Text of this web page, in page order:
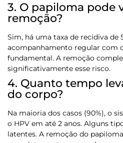
3. O papiloma pode
remoção?
Sim, há uma taxa de recidiva de
acompanhamento regular com
fundamental. A remoção
significativamente esse risco.
4. Quanto tempo
do corpo?
Na maioria dos casos (90%), o
o HPV em até 2 anos. Alguns
latentes. A remoção do